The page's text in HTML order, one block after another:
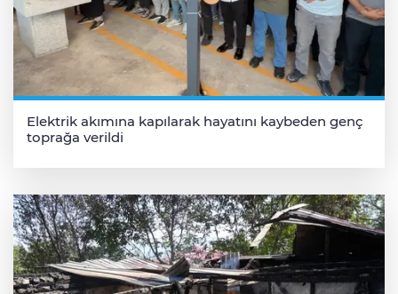
Elektrik akımına kapılarak hayatını kaybeden genç
toprağa verildi